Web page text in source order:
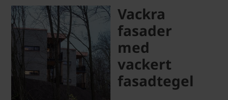
Vackra
fasader
med
vackert
fasadtegel